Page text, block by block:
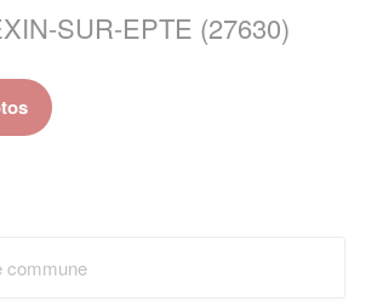
SUR-EPTE (27630)